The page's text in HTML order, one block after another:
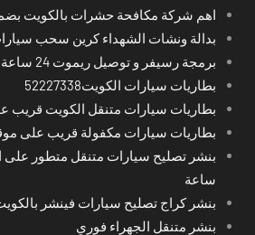
اهم شركة مكافحة حشرات بالكويت
بدالة ونشات الشهداء كرين سحب
برمجة رسيفر و توصيل ريموت 24 ساعة في محافظات الكويت
بطاريات سيارات الكويت52227338
بطاريات سيارات متنقل الكويت قريب
بطاريات سيارات مكفولة قريب على
ساعة
بنشر كراج تصليح سيارات فينشر
بنشر متنقل الجهراء فوري